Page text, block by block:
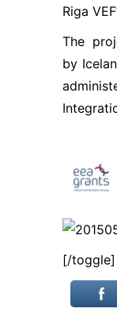
Riga
The
by
[/toggle]
sīkdatnēm,
pazust no
vietnes.